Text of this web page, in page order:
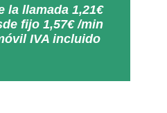
la llamada 1,21€
fijo 1,57€ /min
IVA incluido